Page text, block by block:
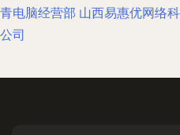
青电脑经营部 山西易惠优网络
公司